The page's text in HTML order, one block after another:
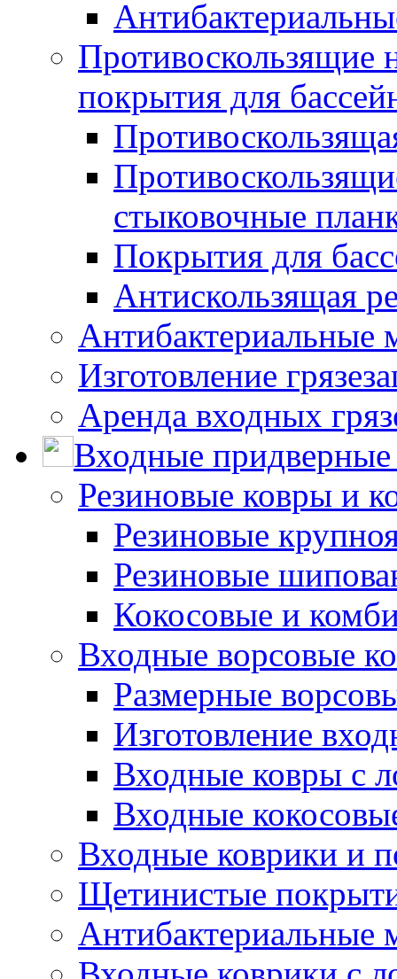
Противоскользящие
покрытия для
стыковочные
Покрытия для
Антискользящая
Антибактериальные
Изготовление
Аренда входных
Входные
Резиновые ковры и
Резиновые
Резиновые
Кокосовые и
Входные ворсовые
Размерные
Изготовление
Входные ковры с
Входные
Входные коврики и
Щетинистые
Антибактериальные